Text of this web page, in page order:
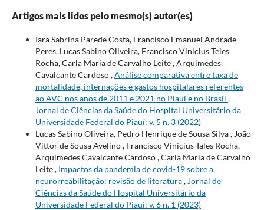
Artigos mais lidos pelo mesmo(s) autor(es)
Iara Sabrina Parede Costa, Francisco Emanuel Andrade
Peres, Lucas Sabino Oliveira, Francisco Vinicius Teles
Rocha, Carla Maria de Carvalho Leite , Arquimedes
Cavalcante Cardoso ,Análise comparativa entre taxa de
mortalidade, internações e gastos hospitalares referentes
ao AVC nos anos de 2011 e 2021 no Piauí e no Brasil ,
Jornal de Ciências da Saúde do Hospital Universitário da
Universidade Federal do Piauí: v. 5 n. 3 (2022)
Lucas Sabino Oliveira, Pedro Henrique de Sousa Silva , João
Vittor de Sousa Avelino , Francisco Vinicius Tales Rocha,
Arquimedes Cavalcante Cardoso , Carla Maria de Carvalho
Leite , Impactos da pandemia de covid-19 sobre a
neurorreabilitação: revisão de literatura, Jornal de
Ciências da Saúde do Hospital Universitário da
Universidade Federal do Piauí: v. 6 n. 1 (2023)